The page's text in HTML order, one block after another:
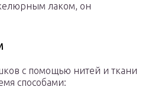
лаком, он
с помощью нитей и ткани
способами: